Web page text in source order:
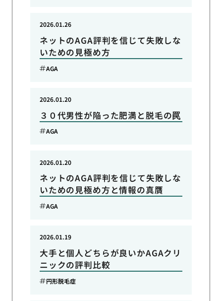
ネットのAGA評判を信じて失敗しな
いための見極め方
2026.01.26
AGA
３０代男性が陥った肥満と脱毛の罠
2026.01.20
AGA
ネットのAGA評判を信じて失敗しな
いための見極め方と情報の真贋
2026.01.20
AGA
大手と個人どちらが良いかAGAクリ
ニックの評判比較
2026.01.19
円形脱毛症